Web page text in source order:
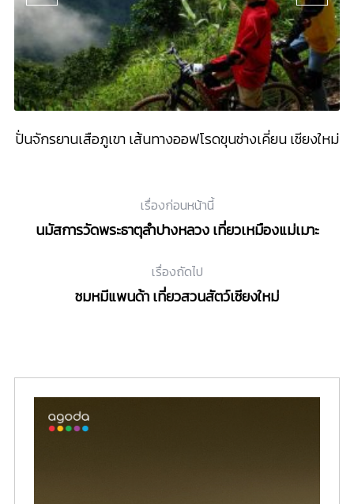
ปั่นจักรยานเสือภูเขา เส้นทางออฟโรดขุนช่างเคี่ยน เชียงใหม่
เรื่องก่อนหน้านี้
นมัสการวัดพระธาตุลำปางหลวง เที่ยวเหมืองแม่เมาะ
เรื่องถัดไป
ชมหมีแพนด้า เที่ยวสวนสัตว์เชียงใหม่